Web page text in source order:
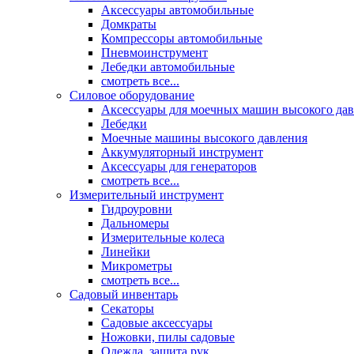
Аксессуары автомобильные
Домкраты
Компрессоры автомобильные
Пневмоинструмент
Лебедки автомобильные
смотреть все...
Силовое оборудование
Аксессуары для моечных машин высокого
Лебедки
Моечные машины высокого давления
Аккумуляторный инструмент
Аксессуары для генераторов
смотреть все...
Измерительный инструмент
Гидроуровни
Дальномеры
Измерительные колеса
Линейки
Микрометры
смотреть все...
Садовый инвентарь
Секаторы
Садовые аксессуары
Ножовки, пилы садовые
Одежда, защита рук